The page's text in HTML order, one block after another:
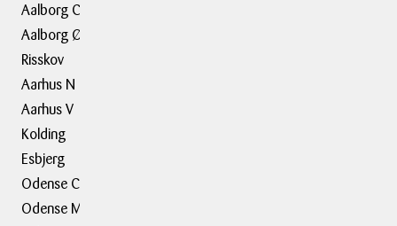
Aalborg C
Aalborg Ø
Risskov
Aarhus N
Aarhus V
Kolding
Esbjerg
Odense C
Odense M